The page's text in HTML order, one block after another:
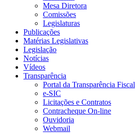
Mesa Diretora
Comissões
Legislaturas
Publicações
Matérias Legislativas
Legislação
Notícias
Vídeos
Transparência
Portal da Transparência Fiscal
e-SIC
Licitações e Contratos
Contracheque On-line
Ouvidoria
Webmail